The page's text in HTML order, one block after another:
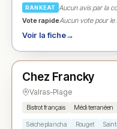
RANKEAT
Aucun avis par la
Vote rapideAucun vote pour le
Voir la fiche→
★ N° 3
Chez Francky
Valras-Plage
Bistrot français Méditerranéen
Seiche plancha Rouget